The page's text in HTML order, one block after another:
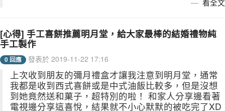
看全文
[心得] 手工喜餅推薦明月堂，給大家最棒的結婚禮物純
手工製作
0 回應 發表於 2019-11-22 17:16
上次收到朋友的彌月禮盒才讓我注意到明月堂，通常
我都是收到西式喜餅或是中式油飯比較多，但是沒想
到她竟然送和菓子，超特別的啦！ 和家人分享邊看著
電視邊分享這喜悅，結果就不小心默默的被吃完了XD